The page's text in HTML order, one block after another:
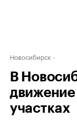
Новосибирск
В
движение
участках